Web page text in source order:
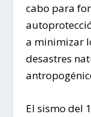
cabo para
a minimizar
desastres
El sismo del